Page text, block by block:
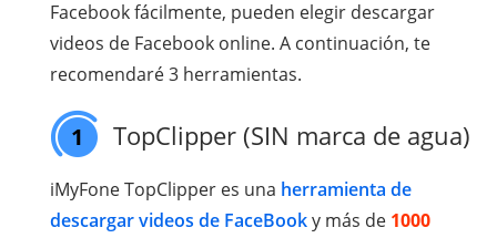
Facebook fácilmente, pueden elegir descargar
videos de Facebook online. A continuación, te
recomendaré 3 herramientas.
1 TopClipper (SIN marca de agua)
iMyFone TopClipper es una herramienta de
descargar videos de FaceBooky más de 1000